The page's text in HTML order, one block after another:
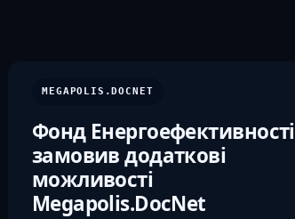
MEGAPOLIS.DOCNET
Фонд Енергоефективності
замовив додаткові
можливості
Megapolis.DocNet